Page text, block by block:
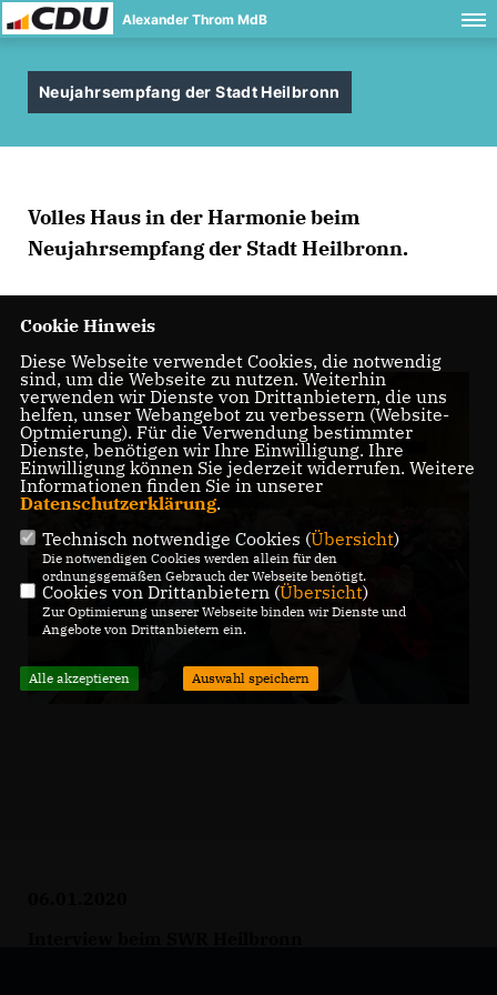
Alexander Throm MdB
Neujahrsempfang der Stadt Heilbronn
Volles Haus in der Harmonie beim
Neujahrsempfang der Stadt Heilbronn.
Cookie Hinweis
Diese Webseite verwendet Cookies, die notwendig
sind, um die Webseite zu nutzen. Weiterhin
verwenden wir Dienste von Drittanbietern, die uns
helfen, unser Webangebot zu verbessern (Website-
Optmierung). Für die Verwendung bestimmter
Dienste, benötigen wir Ihre Einwilligung. Ihre
Einwilligung können Sie jederzeit widerrufen. Weitere
Informationen finden Sie in unserer
Datenschutzerklärung.
Technisch notwendige Cookies (Übersicht)
Die notwendigen Cookies werden allein für den
ordnungsgemäßen Gebrauch der Webseite benötigt.
Cookies von Drittanbietern (Übersicht)
Zur Optimierung unserer Webseite binden wir Dienste und
Angebote von Drittanbietern ein.
Alle akzeptieren Auswahl speichern